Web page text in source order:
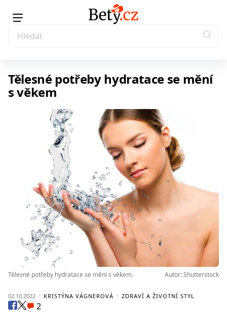
Tělesné potřeby hydratace se mění
s věkem
Tělesné potřeby hydratace se mění s věkem. Autor: Shutterstock
02.10.2022 KRISTÝNA VÁGNEROVÁ ZDRAVÍ A ŽIVOTNÍ STYL
2